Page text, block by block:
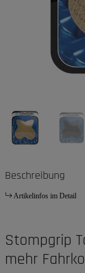
Beschreibung
Artikelinfos im Detail
Stompgrip
mehr